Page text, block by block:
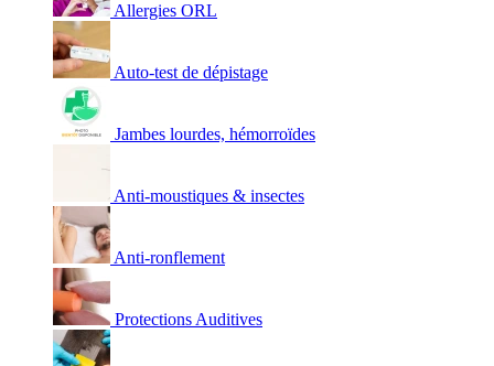
Allergies ORL
Auto-test de dépistage
Jambes lourdes, hémorroïdes
Anti-moustiques & insectes
Anti-ronflement
Protections Auditives